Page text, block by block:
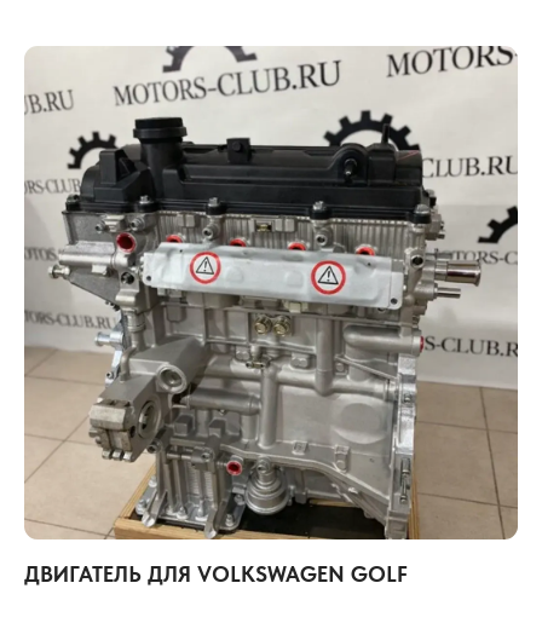
ДВИГАТЕЛЬ ДЛЯ VOLKSWAGEN GOLF